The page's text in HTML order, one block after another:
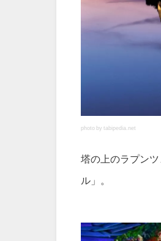
photo by tabipedia.net
塔の上のラプン
ル」。